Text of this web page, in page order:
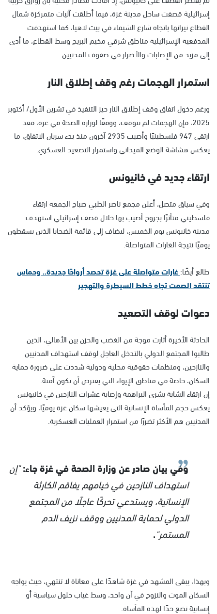
إسرائيلية قصفت ساحل مدينة غزة، فيما أطلقت آليات متمركزة شمال
القطاع نيرانها باتجاه شارع الشيماء في بيت لاهيا، كما استهدفت
المدفعية الإسرائيلية مناطق شرقي مخيم البريج وسط القطاع، ما أدى
إلى مزيد من الإصابات والأضرار في صفوف المدنيين.
استمرار الهجمات رغم وقف إطلاق النار
ورغم دخول اتفاق وقف إطلاق النار حيز التنفيذ في تشرين الأول/ أكتوبر
2025، فإن الهجمات لم تتوقف، ووفقًا لوزارة الصحة في غزة، فقد
ارتقى 947 فلسطينيًا وأصيب 2935 آخرون منذ بدء سريان الاتفاق، ما
يعكس هشاشة الوضع الميداني واستمرار التصعيد العسكري.
ارتقاء جديد في خانيونس
وفي سياق متصل، أعلن مجمع ناصر الطبي صباح الجمعة ارتقاء
فلسطيني متأثرًا بجروح أصيب بها خلال قصف إسرائيلي استهدف
مدينة خانيونس يوم الخميس، ليضاف إلى قائمة الضحايا الذين يسقطون
يوميًا نتيجة الغارات المتواصلة.
طالع أيضًا:غارات متواصلة على غزة تحصد أرواحًا جديدة.. وحماس
تنتقد الصمت تجاه خطط السيطرة والتهجير
دعوات لوقف التصعيد
الحادثة الأخيرة أثارت موجة من الغضب والحزن بين الأهالي، الذين
طالبوا المجتمع الدولي بالتدخل العاجل لوقف استهداف المدنيين
والنازحين، ومنظمات حقوقية محلية ودولية شددت على ضرورة حماية
السكان، خاصة في مناطق الإيواء التي يفترض أن تكون آمنة.
إن ارتقاء الشابة بشرى البراهمة وإصابة عشرات النازحين في خانيونس
يعكس حجم المأساة الإنسانية التي يعيشها سكان غزة يوميًا، ويؤكد أن
المدنيين هم الأكثر تضررًا من استمرار العمليات العسكرية.
وفي بيان صادر عن وزارة الصحة في غزة جاء:"إن
استهداف النازحين في خيامهم يفاقم الكارثة
الإنسانية، ويستدعي تحركًا عاجلًا من المجتمع
الدولي لحماية المدنيين ووقف نزيف الدم
المستمر".
وبهذا، يبقى المشهد في غزة شاهدًا على معاناة لا تنتهي، حيث يواجه
السكان الموت والنزوح في آن واحد، وسط غياب حلول سياسية أو
إنسانية تضع حدًا لهذه المأساة.